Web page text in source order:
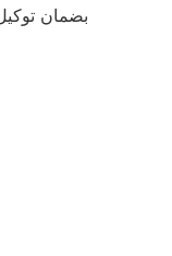
بضمان